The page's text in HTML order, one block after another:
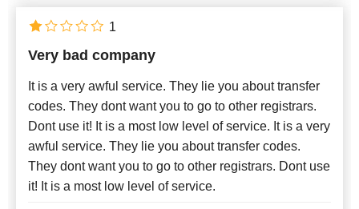
Very bad company
It is a very awful service. They lie you about transfer
codes. They dont want you to go to other registrars.
Dont use it! It is a most low level of service. It is a very
awful service. They lie you about transfer codes.
They dont want you to go to other registrars. Dont use
it! It is a most low level of service.
1